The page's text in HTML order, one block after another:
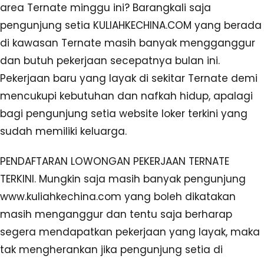
area Ternate minggu ini? Barangkali saja
pengunjung setia KULIAHKECHINA.COM yang berada
di kawasan Ternate masih banyak mengganggur
dan butuh pekerjaan secepatnya bulan ini.
Pekerjaan baru yang layak di sekitar Ternate demi
mencukupi kebutuhan dan nafkah hidup, apalagi
bagi pengunjung setia website loker terkini yang
sudah memiliki keluarga.
PENDAFTARAN LOWONGAN PEKERJAAN TERNATE
TERKINI. Mungkin saja masih banyak pengunjung
www.kuliahkechina.com yang boleh dikatakan
masih menganggur dan tentu saja berharap
segera mendapatkan pekerjaan yang layak, maka
tak mengherankan jika pengunjung setia di